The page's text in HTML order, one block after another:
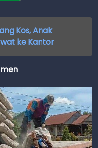
Kos, Anak
ke Kantor